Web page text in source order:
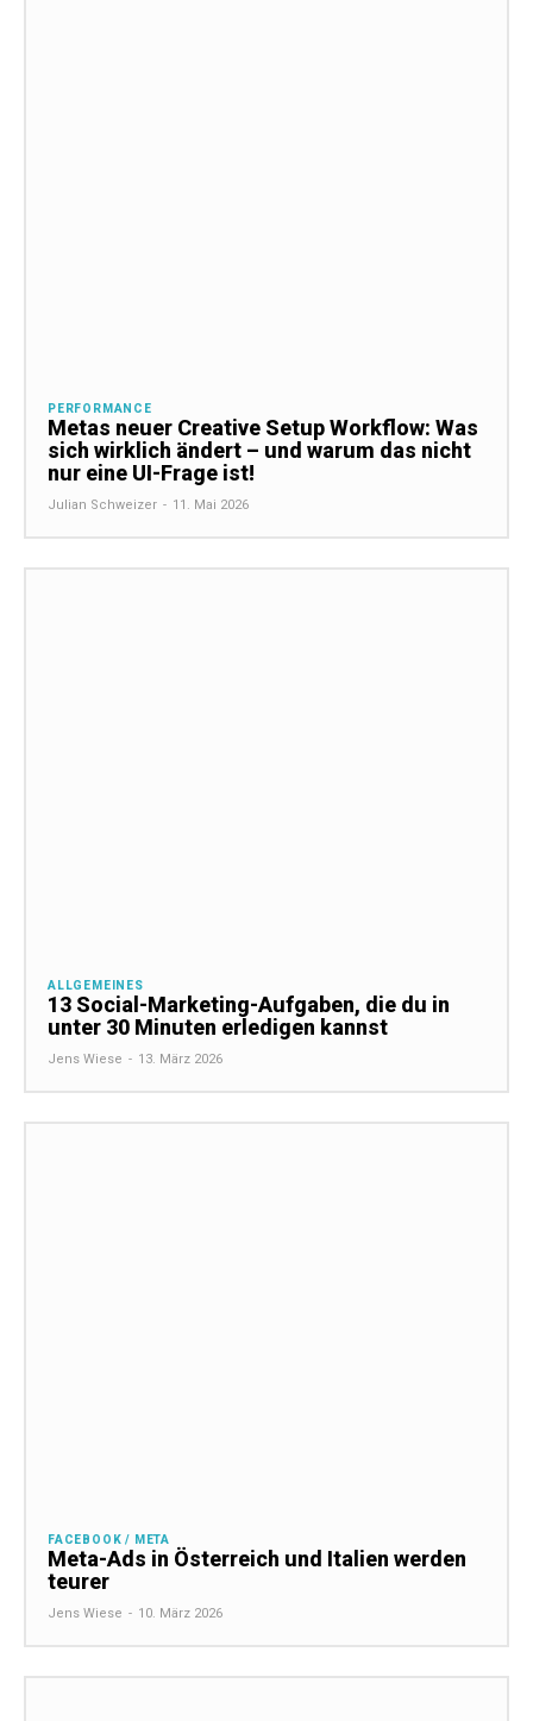
PERFORMANCE
Metas neuer Creative Setup Workflow: Was
sich wirklich ändert – und warum das nicht
nur eine UI-Frage ist!
Julian Schweizer - 11. Mai 2026
ALLGEMEINES
13 Social-Marketing-Aufgaben, die du in
unter 30 Minuten erledigen kannst
Jens Wiese - 13. März 2026
FACEBOOK / META
Meta-Ads in Österreich und Italien werden
teurer
Jens Wiese - 10. März 2026